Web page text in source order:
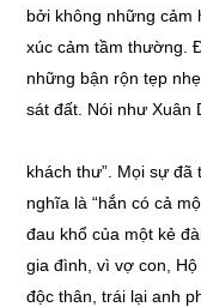
bởi không những cảm
xúc cảm tầm thường.
những bận rộn tẹp
sát đất. Nói như Xuân
khách thư”. Mọi sự
nghĩa là “hắn có cả
đau khổ của một kẻ
gia đình, vì vợ con,
độc thân, trái lại anh